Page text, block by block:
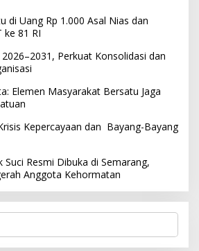
di Uang Rp 1.000 Asal Nias dan
ke 81 RI
2026–2031, Perkuat Konsolidasi dan
Elemen Masyarakat Bersatu Jaga
Kepercayaan dan Bayang-Bayang
Suci Resmi Dibuka di Semarang,
Anggota Kehormatan